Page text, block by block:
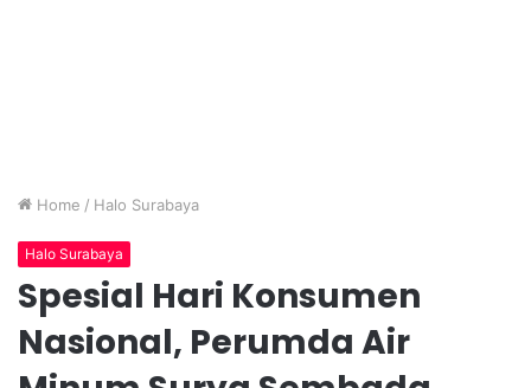
Home / Halo Surabaya
Halo Surabaya
Spesial Hari Konsumen
Nasional, Perumda Air